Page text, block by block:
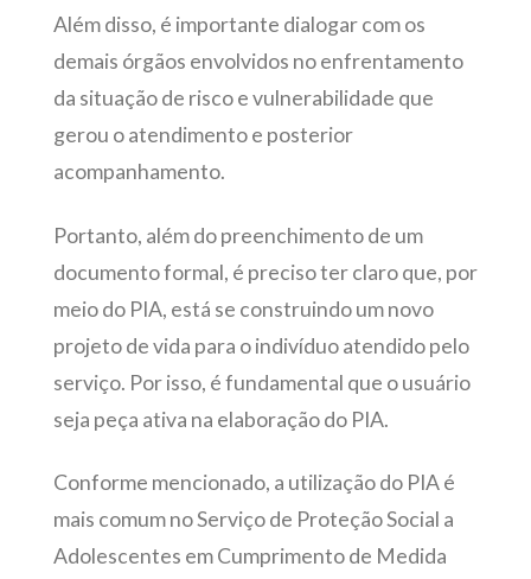
Além disso, é importante dialogar com os
demais órgãos envolvidos no enfrentamento
da situação de risco e vulnerabilidade que
gerou o atendimento e posterior
acompanhamento.
Portanto, além do preenchimento de um
documento formal, é preciso ter claro que, por
meio do PIA, está se construindo um novo
projeto de vida para o indivíduo atendido pelo
serviço. Por isso, é fundamental que o usuário
seja peça ativa na elaboração do PIA.
Conforme mencionado, a utilização do PIA é
mais comum no Serviço de Proteção Social a
Adolescentes em Cumprimento de Medida